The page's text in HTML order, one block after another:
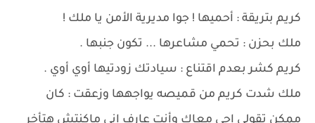
كريم بتريقة : أحميها ! جوا مديرية الأمن يا ملك !
ملك بحزن : تحمي مشاعرها ... تكون جنبها .
كريم كشر بعدم اقتناع : سيادتك زودتيها أوي أوي .
ملك شدت كريم من قميصه يواجهها وزعقت : كان
ممكن تقولي اجي معاك وأنت عارف إني ماكنتش هتأخر